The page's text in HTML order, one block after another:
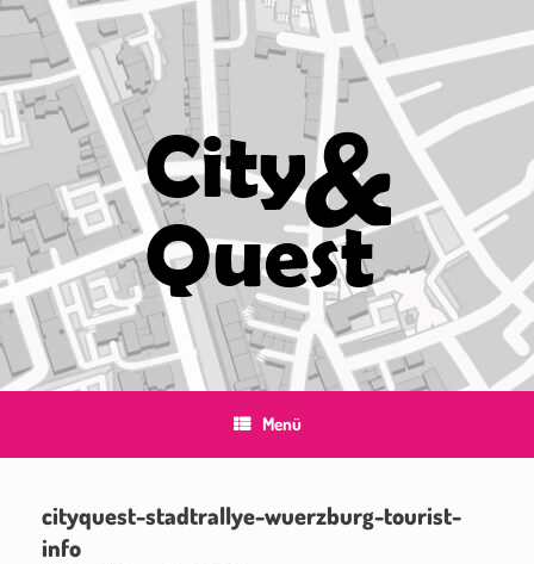
Zum
Inhalt
springen
Menü
cityquest-stadtrallye-wuerzburg-tourist-
info